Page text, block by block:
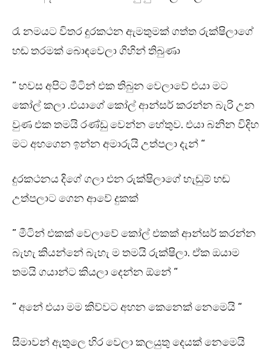
රෑ නමයට විතර දුරකථන ඇමතුමක් ගත්ත රුක්ෂිලාගේ
හඬ තරමක් බොඳවෙලා ගිහින් තිබුණා
” හවස අපිට මීටින් එක තිබුන වෙලාවේ එයා මට
කෝල් කලා .එයාගේ කෝල් ආන්සර් කරන්න බැරි උන
වුණ එක තමයි රණ්ඩු වෙන්න හේතුව. එයා බනින විදිහ
මට අහගෙන ඉන්න අමාරුයි උත්පලා දැන් “
දුරකථනය දිගේ ගලා එන රුක්ෂිලාගේ හැඬුම් හඬ
උත්පලාට ගෙන ආවේ දුකක්
” මීටින් එකක් වෙලාවේ කෝල් එකක් ආන්සර් කරන්න
බැහැ කියන්නේ බැහැ ම තමයි රුක්ෂිලා. ඒක ඔයාම
තමයි ගයාන්ට කියලා දෙන්න ඕනේ “
” අනේ එයා මම කිව්වට අහන කෙනෙක් නෙමෙයි “
සීමාවන් ඇතුලෙ හිර වෙලා කලයුතු දෙයක් නෙමෙයි